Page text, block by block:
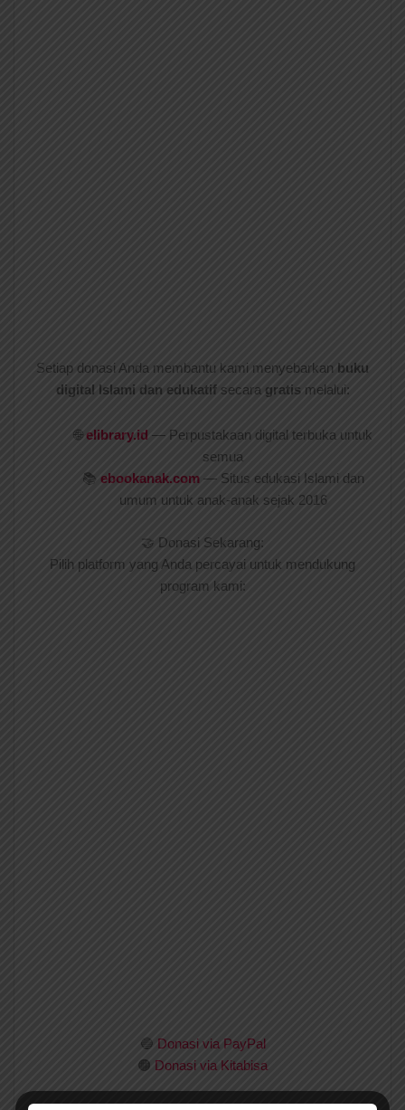
Setiap donasi Anda membantu kami menyebarkan buku
digital Islami dan edukatifsecara gratis melalui:
🌐elibrary.id — Perpustakaan digital terbuka untuk
semua
📚 ebookanak.com— Situs edukasi Islami dan
umum untuk anak-anak sejak 2016
🤝 Donasi Sekarang:
Pilih platform yang Anda percayai untuk mendukung
program kami:
🔵 Donasi via PayPal
🟠 Donasi via Kitabisa